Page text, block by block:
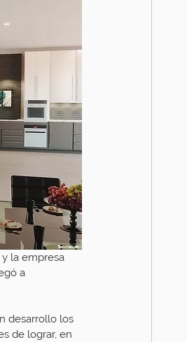
la empresa
a
desarrollo los
de lograr, en